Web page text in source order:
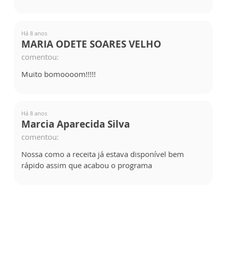
Há 8 anos
MARIA ODETE SOARES VELHO
comentou:
Muito bomoooom!!!!!
Há 8 anos
Marcia Aparecida Silva
comentou:
Nossa como a receita já estava disponível bem
rápido assim que acabou o programa